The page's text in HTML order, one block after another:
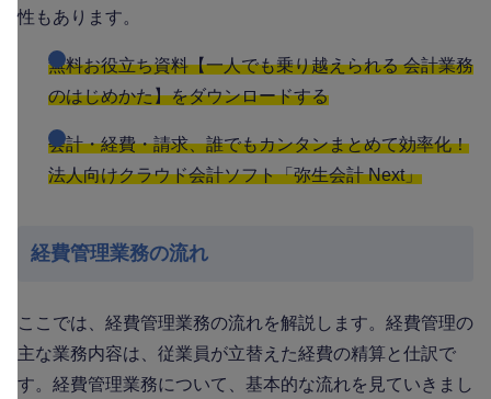
性もあります。
無料お役立ち資料【一人でも乗り越えられる 会計業務
のはじめかた】をダウンロードする
会計・経費・請求、誰でもカンタンまとめて効率化！
法人向けクラウド会計ソフト「弥生会計 Next」
経費管理業務の流れ
ここでは、経費管理業務の流れを解説します。経費管理の
主な業務内容は、従業員が立替えた経費の精算と仕訳で
す。経費管理業務について、基本的な流れを見ていきまし